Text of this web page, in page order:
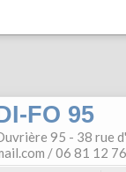
FO 95
95 - 38 rue
/ 06 81 12